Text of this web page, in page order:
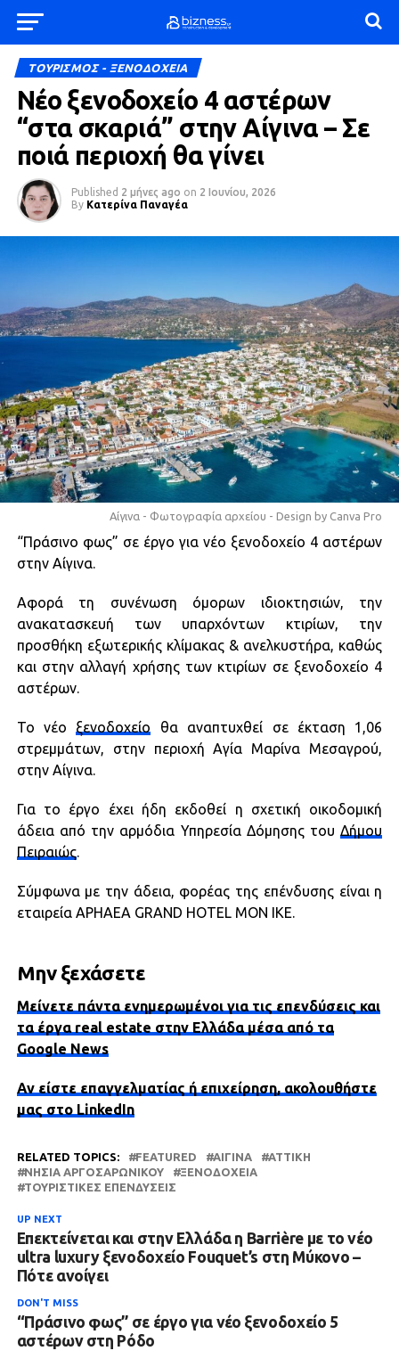
ΤΟΥΡΙΣΜΟΣ - ΞΕΝΟΔΟΧΕΙΑ
Νέο ξενοδοχείο 4 αστέρων
“στα σκαριά” στην Αίγινα – Σε
ποιά περιοχή θα γίνει
Published 2 μήνες ago on 2 Ιουνίου, 2026
By Κατερίνα Παναγέα
Αίγινα - Φωτογραφία αρχείου - Design by Canva Pro
“Πράσινο φως” σε έργο για νέο ξενοδοχείο 4 αστέρων
στην Αίγινα.
Αφορά τη συνένωση όμορων ιδιοκτησιών, την
ανακατασκευή των υπαρχόντων κτιρίων, την
προσθήκη εξωτερικής κλίμακας & ανελκυστήρα, καθώς
και στην αλλαγή χρήσης των κτιρίων σε ξενοδοχείο 4
αστέρων.
Το νέο ξενοδοχείο θα αναπτυχθεί σε έκταση 1,06
στρεμμάτων, στην περιοχή Αγία Μαρίνα Μεσαγρού,
στην Αίγινα.
Για το έργο έχει ήδη εκδοθεί η σχετική οικοδομική
άδεια από την αρμόδια Υπηρεσία Δόμησης τουΔήμου
Πειραιώς.
Σύμφωνα με την άδεια, φορέας της επένδυσης είναι η
εταιρεία APHAEA GRAND HOTEL MON IKE.
Μην ξεχάσετε
Μείνετε πάντα ενημερωμένοι για τις επενδύσεις και
τα έργα real estate στην Ελλάδα μέσα από τα
Google News
Αν είστε επαγγελματίας ή επιχείρηση, ακολουθήστε
μας στο LinkedIn
RELATED TOPICS: FEATURED ΑΊΓΙΝΑ
ΑΤΤΙΚΗ
ΝΗΣΙΆ ΑΡΓΟΣΑΡΩΝΙΚΟΎ
ΞΕΝΟΔΟΧΕΊΑ
ΤΟΥΡΙΣΤΙΚΈΣ ΕΠΕΝΔΎΣΕΙΣ
UP NEXT
Επεκτείνεται και στην Ελλάδα η Barrière με το νέο
ultra luxury ξενοδοχείο Fouquet’s στη Μύκονο –
Πότε ανοίγει
DON'T MISS
“Πράσινο φως” σε έργο για νέο ξενοδοχείο 5
αστέρων στη Ρόδο